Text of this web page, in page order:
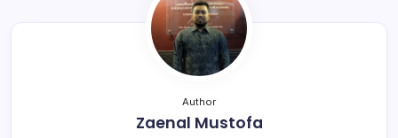
Author
Zaenal Mustofa